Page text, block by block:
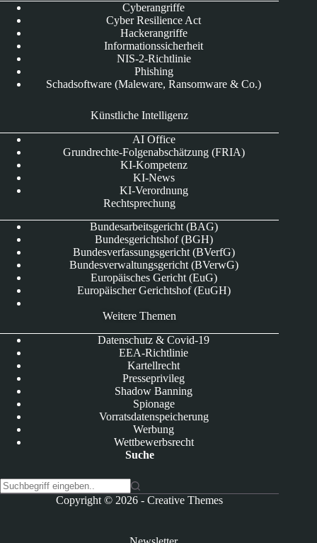
Cyberangriffe
Cyber Resilience Act
Hackerangriffe
Informationssicherheit
NIS-2-Richtlinie
Phishing
Schadsoftware (Maleware, Ransomware & Co.)
Künstliche Intelligenz
AI Office
Grundrechte-Folgenabschätzung (FRIA)
KI-Kompetenz
KI-News
KI-Verordnung
Rechtsprechung
Bundesarbeitsgericht (BAG)
Bundesgerichtshof (BGH)
Bundesverfassungsgericht (BVerfG)
Bundesverwaltungsgericht (BVerwG)
Europäisches Gericht (EuG)
Europäischer Gerichtshof (EuGH)
Weitere Themen
Datenschutz & Covid-19
EEA-Richtlinie
Kartellrecht
Presseprivileg
Shadow Banning
Spionage
Vorratsdatenspeicherung
Werbung
Wettbewerbsrecht
Suche
Copyright © 2026 -Creative Themes